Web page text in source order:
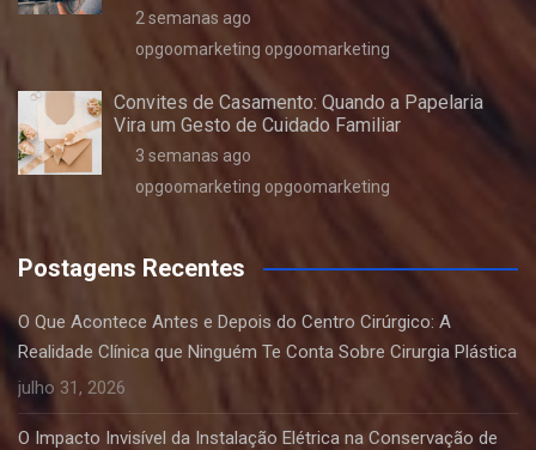
2 semanas ago
opgoomarketing opgoomarketing
Convites de Casamento: Quando a Papelaria
Vira um Gesto de Cuidado Familiar
3 semanas ago
opgoomarketing opgoomarketing
Postagens Recentes
O Que Acontece Antes e Depois do Centro Cirúrgico: A
Realidade Clínica que Ninguém Te Conta Sobre Cirurgia Plástica
julho 31, 2026
O Impacto Invisível da Instalação Elétrica na Conservação de